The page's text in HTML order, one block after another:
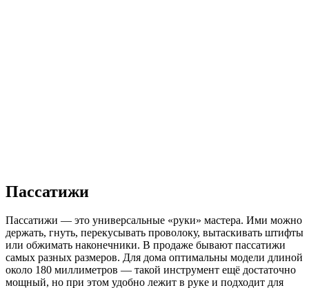
Пассатижи
Пассатижи — это универсальные «руки» мастера. Ими можно
держать, гнуть, перекусывать проволоку, вытаскивать штифты
или обжимать наконечники. В продаже бывают пассатижи
самых разных размеров. Для дома оптимальны модели длиной
около 180 миллиметров — такой инструмент ещё достаточно
мощный, но при этом удобно лежит в руке и подходит для